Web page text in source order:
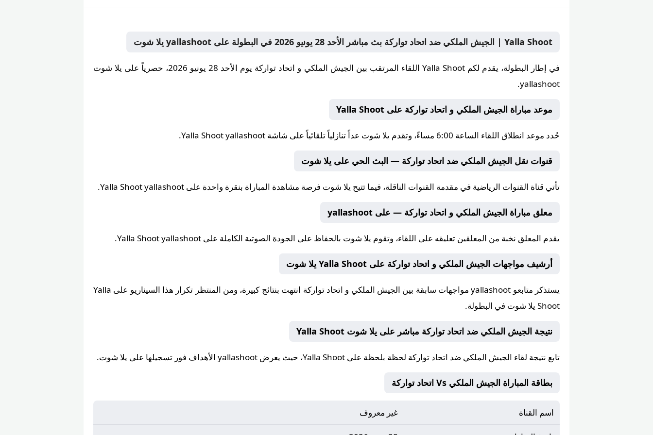
Yalla Shoot | الجيش الملكي ضد اتحاد تواركة بث مباشر الأحد 28 يونيو 2026 في البطولة على yallashoot يلا شوت
في إطار البطولة، يقدم لكمYalla Shoot
اللقاء المرتقب بين الجيش الملكي و اتحاد تواركة يوم الأحد 28 يونيو 2026، حصرياً على يلا شوت
yallashoot.
موعد مباراة الجيش الملكي و اتحاد تواركة على Yalla Shoot
حُدد موعد انطلاق اللقاء الساعة 6:00 مساءً ، وتقدم يلا شوت عداً تنازلياً تلقائياً على شاشة Yalla Shoot yallashoot.
قنوات نقل الجيش الملكي ضد اتحاد تواركة — البث الحي على يلا شوت
تأتي قناة القنوات الرياضية في مقدمة القنوات الناقلة، فيما تتيح يلا شوت فرصة مشاهدة المباراة بنقرة واحدة على Yalla Shoot yallashoot.
معلق مباراة الجيش الملكي و اتحاد تواركة — على yallashoot
يقدم المعلق نخبة من المعلقين تعليقه على اللقاء، وتقوم يلا شوت بالحفاظ على الجودة الصوتية الكاملة على Yalla Shoot yallashoot.
أرشيف مواجهات الجيش الملكي و اتحاد تواركة على Yalla Shoot يلا شوت
يستذكر متابعو yallashoot
مواجهات سابقة بين الجيش الملكي و اتحاد تواركة انتهت بنتائج كبيرة، ومن المنتظر تكرار هذا السيناريو على Yalla
Shoot يلا شوت في البطولة.
نتيجة الجيش الملكي ضد اتحاد تواركة مباشر على يلا شوت Yalla Shoot
تابع نتيجة لقاء الجيش الملكي ضد اتحاد تواركة لحظة بلحظة على Yalla Shoot، حيث يعرض yallashoot الأهداف فور تسجيلها على يلا شوت.
بطاقة المباراة الجيش الملكي Vs اتحاد تواركة
اسم القناة غير معروف